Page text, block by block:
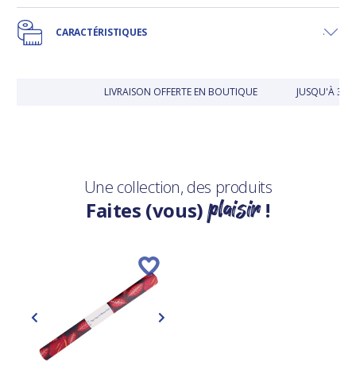
CARACTÉRISTIQUES
LIVRAISON OFFERTE EN BOUTIQUE JUSQU'À 30
Une collection, des produits
Faites (vous)plaisir!